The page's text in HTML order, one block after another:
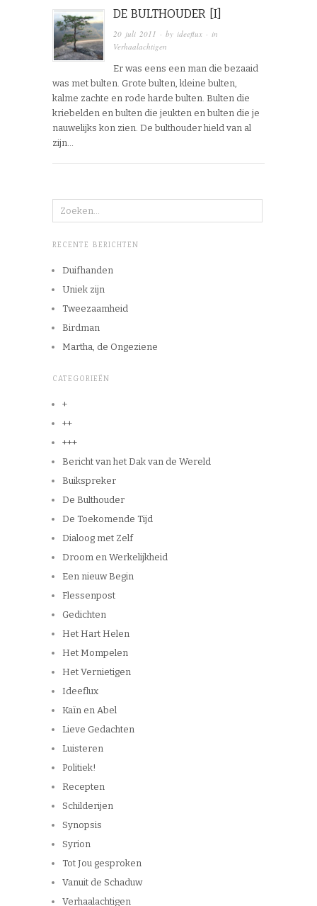
DE BULTHOUDER [I]
20 juli 2011 · byideeflux · in
Verhaalachtigen
Er was eens een man die bezaaid
was met bulten. Grote bulten, kleine bulten,
kalme zachte en rode harde bulten. Bulten die
kriebelden en bulten die jeukten en bulten die je
nauwelijks kon zien. De bulthouder hield van al
zijn…
RECENTE BERICHTEN
Duifhanden
Uniek zijn
Tweezaamheid
Birdman
Martha, de Ongeziene
CATEGORIEËN
+
++
+++
Bericht van het Dak van de Wereld
Buikspreker
De Bulthouder
De Toekomende Tijd
Dialoog met Zelf
Droom en Werkelijkheid
Een nieuw Begin
Flessenpost
Gedichten
Het Hart Helen
Het Mompelen
Het Vernietigen
Ideeflux
Kaïn en Abel
Lieve Gedachten
Luisteren
Politiek!
Recepten
Schilderijen
Synopsis
Syrion
Tot Jou gesproken
Vanuit de Schaduw
Verhaalachtigen